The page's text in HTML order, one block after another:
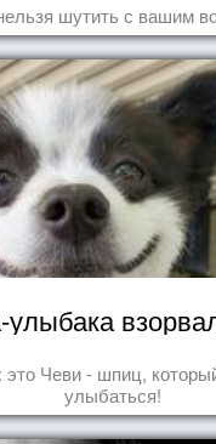
шутить с вашим
это Чеви - шпиц,
улыбаться!